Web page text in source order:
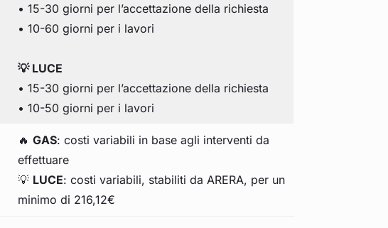
• 15-30 giorni per l’accettazione della richiesta
• 10-60 giorni per i lavori
💡 LUCE
• 15-30 giorni per l’accettazione della richiesta
• 10-50 giorni per i lavori
🔥 GAS: costi variabili in base agli interventi da
effettuare
💡 LUCE: costi variabili, stabiliti da ARERA, per un
minimo di 216,12€